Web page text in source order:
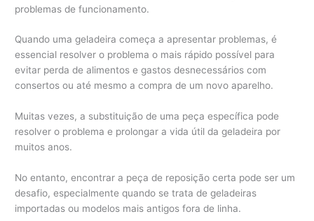
problemas de funcionamento.
Quando uma geladeira começa a apresentar problemas, é
essencial resolver o problema o mais rápido possível para
evitar perda de alimentos e gastos desnecessários com
consertos ou até mesmo a compra de um novo aparelho.
Muitas vezes, a substituição de uma peça específica pode
resolver o problema e prolongar a vida útil da geladeira por
muitos anos.
No entanto, encontrar a peça de reposição certa pode ser um
desafio, especialmente quando se trata de geladeiras
importadas ou modelos mais antigos fora de linha.